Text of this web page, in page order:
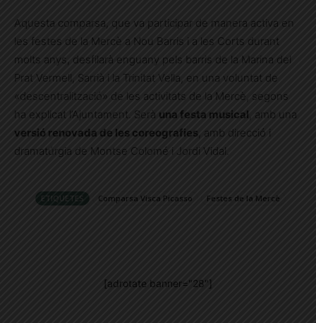
Aquesta comparsa, que va participar de manera activa en
les festes de la Mercè a Nou Barris i a les Corts durant
molts anys, desfilarà enguany pels barris de la Marina del
Prat Vermell, Sarrià i la Trinitat Vella, en una voluntat de
«descentralització» de les activitats de la Mercè, segons
ha explicat l’Ajuntament. Serà una festa musical
, amb una
versió renovada de les coreografies , amb direcció i
dramatúrgia de Montse Colomé i Jordi Vidal.
ETIQUETES Comparsa Visca Picasso Festes de la Mercè
[adrotate banner="28"]